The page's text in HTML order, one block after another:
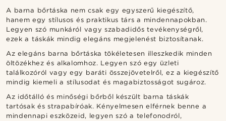
A barna bőrtáska nem csak egy egyszerű kiegészítő,
hanem egy stílusos és praktikus társ a mindennapokban.
Legyen szó munkáról vagy szabadidős tevékenységről,
ezek a táskák mindig elegáns megjelenést biztosítanak.
Az elegáns barna bőrtáska tökéletesen illeszkedik minden
öltözékhez és alkalomhoz. Legyen szó egy üzleti
találkozóról vagy egy baráti összejövetelről, ez a kiegészítő
mindig kiemeli a stílusodat és magabiztosságot sugároz.
Az időtálló és minőségi bőrből készült barna táskák
tartósak és strapabíróak. Kényelmesen elférnek benne a
mindennapi eszközeid, legyen szó a telefonodról,